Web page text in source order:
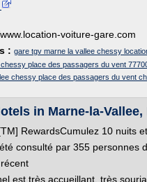
voiture-gare.com
: gare tgv marne la vallee chessy
place des passagers du vent
chessy place des passagers du vent
in Marne-la-
RewardsCumulez 10 nuits
consulté par 355 personnes
est très accueillant, très